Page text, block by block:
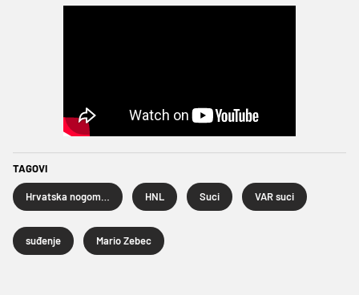
TAGOVI
HNL Suci VAR suci
suđenje Mario Zebec